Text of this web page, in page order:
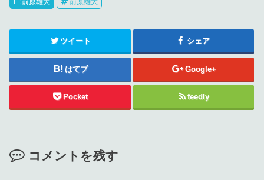
前原雄大 前原雄大
ツイート シェア
はてブ Google+
Pocket feedly
コメントを残す